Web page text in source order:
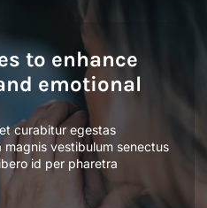
to enhance
emotional
curabitur egestas
vestibulum senectus
id per pharetra